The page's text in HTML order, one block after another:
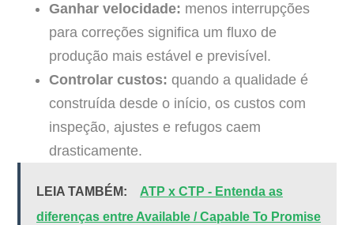
Ganhar velocidade: menos interrupções
para correções significa um fluxo de
produção mais estável e previsível.
Controlar custos: quando a qualidade é
construída desde o início, os custos com
inspeção, ajustes e refugos caem
drasticamente.
LEIA TAMBÉM:
ATP x CTP - Entenda as
diferenças entre Available / Capable To Promise